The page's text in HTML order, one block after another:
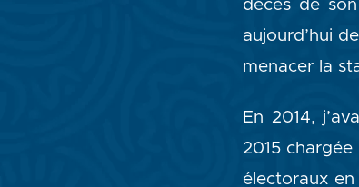
décès de
aujourd’hui
menacer la
En 2014,
2015
électoraux